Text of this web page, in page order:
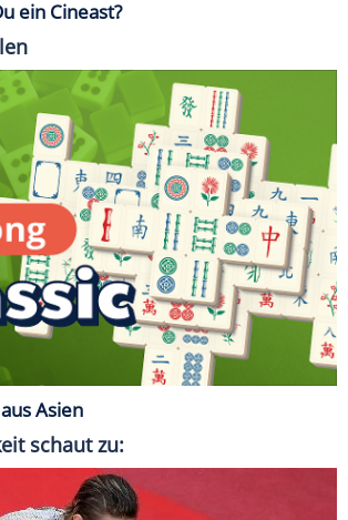
ein Cineast?
Asien
schaut zu: